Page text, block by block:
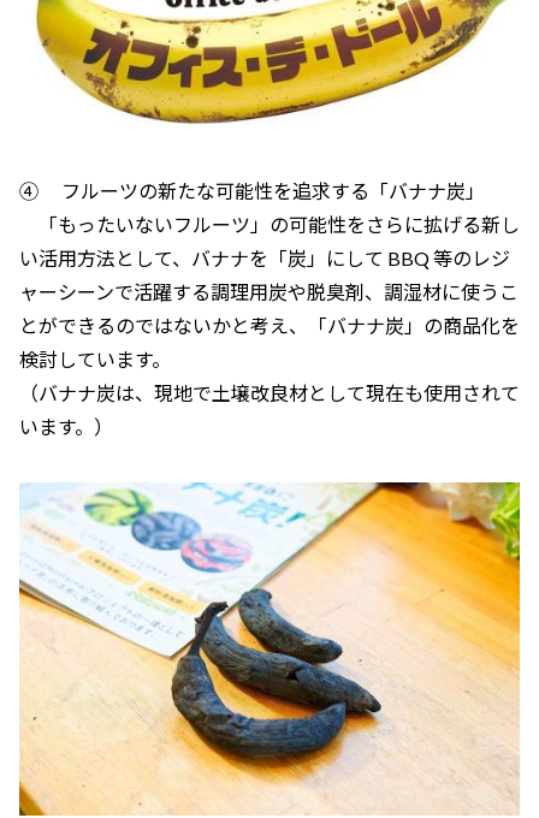
④ フルーツの新たな可能性を追求する「バナナ炭」
「もったいないフルーツ」の可能性をさらに拡げる新し
い活用方法として、バナナを「炭」にして BBQ 等のレジ
ャーシーンで活躍する調理用炭や脱臭剤、調湿材に使うこ
とができるのではないかと考え、「バナナ炭」の商品化を
検討しています。
（バナナ炭は、現地で土壌改良材として現在も使用されて
います。）